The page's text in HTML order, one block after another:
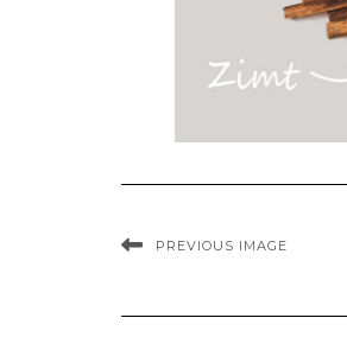
PREVIOUS IMAGE